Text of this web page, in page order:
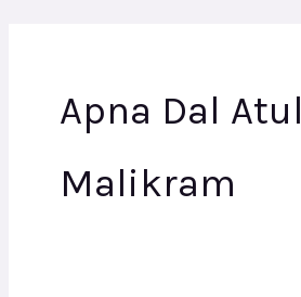
Apna Dal Atul
Malikram